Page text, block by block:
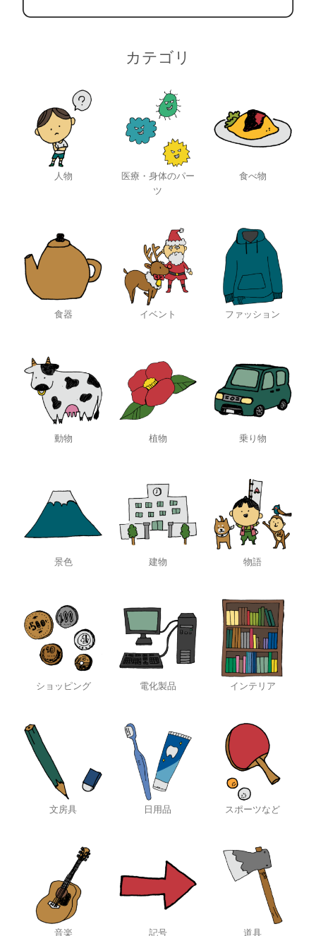
カテゴリ
人物
医療・身体のパー
ツ
食べ物
食器 イベント ファッション
動物 植物 乗り物
景色 建物 物語
ショッピング 電化製品 インテリア
文房具 日用品 スポーツなど
音楽 記号 道具